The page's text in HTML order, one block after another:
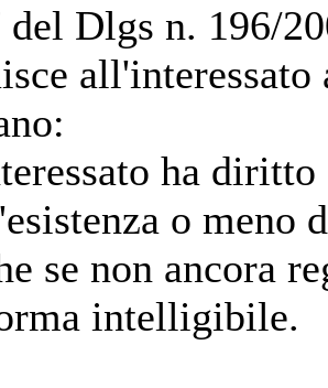
Dlgs n. 196/
ha
o meno
se non ancora
intelligibile.